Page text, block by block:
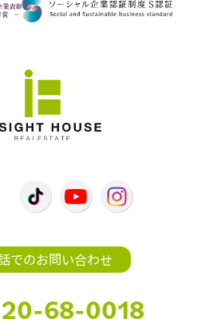
でのお問い合わせ
68-0018